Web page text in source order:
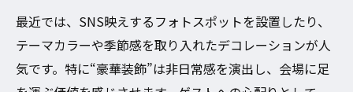
最近では、SNS映えするフォトスポットを設置したり、
テーマカラーや季節感を取り入れたデコレーションが人
気です。特に“豪華装飾”は非日常感を演出し、会場に足